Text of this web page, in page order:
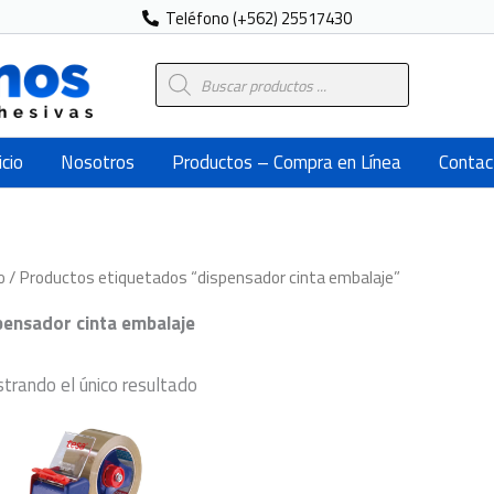
Teléfono (+562) 25517430
Búsqueda
de
Nosotros Productos – Compra en Línea
/ Productos etiquetados “dispensador cinta embalaje”
cinta embalaje
el único resultado